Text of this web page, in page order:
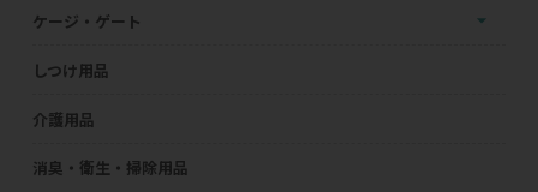
ケージ・ゲート
しつけ用品
介護用品
消臭・衛生・掃除用品